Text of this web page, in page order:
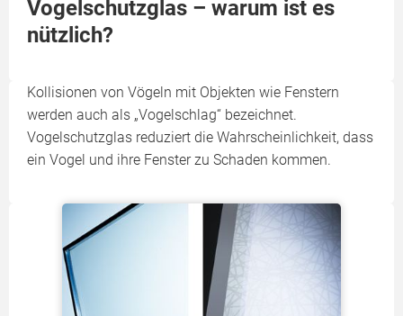
Vogelschutzglas – warum ist es
nützlich?
Kollisionen von Vögeln mit Objekten wie Fenstern
werden auch als „Vogelschlag“ bezeichnet.
Vogelschutzglas reduziert die Wahrscheinlichkeit, dass
ein Vogel und ihre Fenster zu Schaden kommen.